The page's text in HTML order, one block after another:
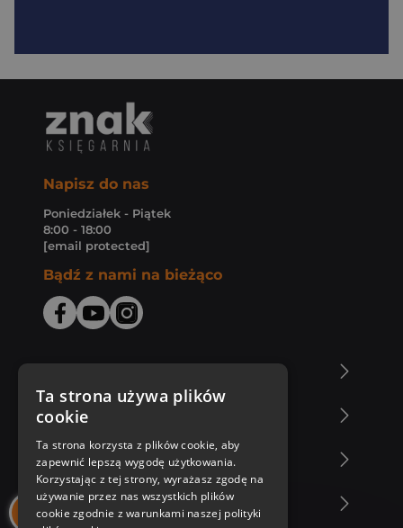
Napisz do nas
Poniedziałek - Piątek
8:00 - 18:00
[email protected]
Bądź z nami na bieżąco
Zakupy u nas
Nasza oferta
Nasi autorzy
Ta strona używa plików
cookie
Ta strona korzysta z plików cookie, aby
zapewnić lepszą wygodę użytkowania.
Korzystając z tej strony, wyrażasz zgodę na
używanie przez nas wszystkich plików
cookie zgodnie z warunkami naszej polityki